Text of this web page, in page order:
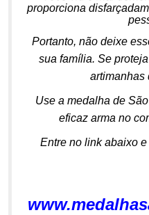
proporciona
Portanto, não deixe
sua família. Se
artimanhas
Use a medalha de
eficaz arma no
Entre no link abaixo